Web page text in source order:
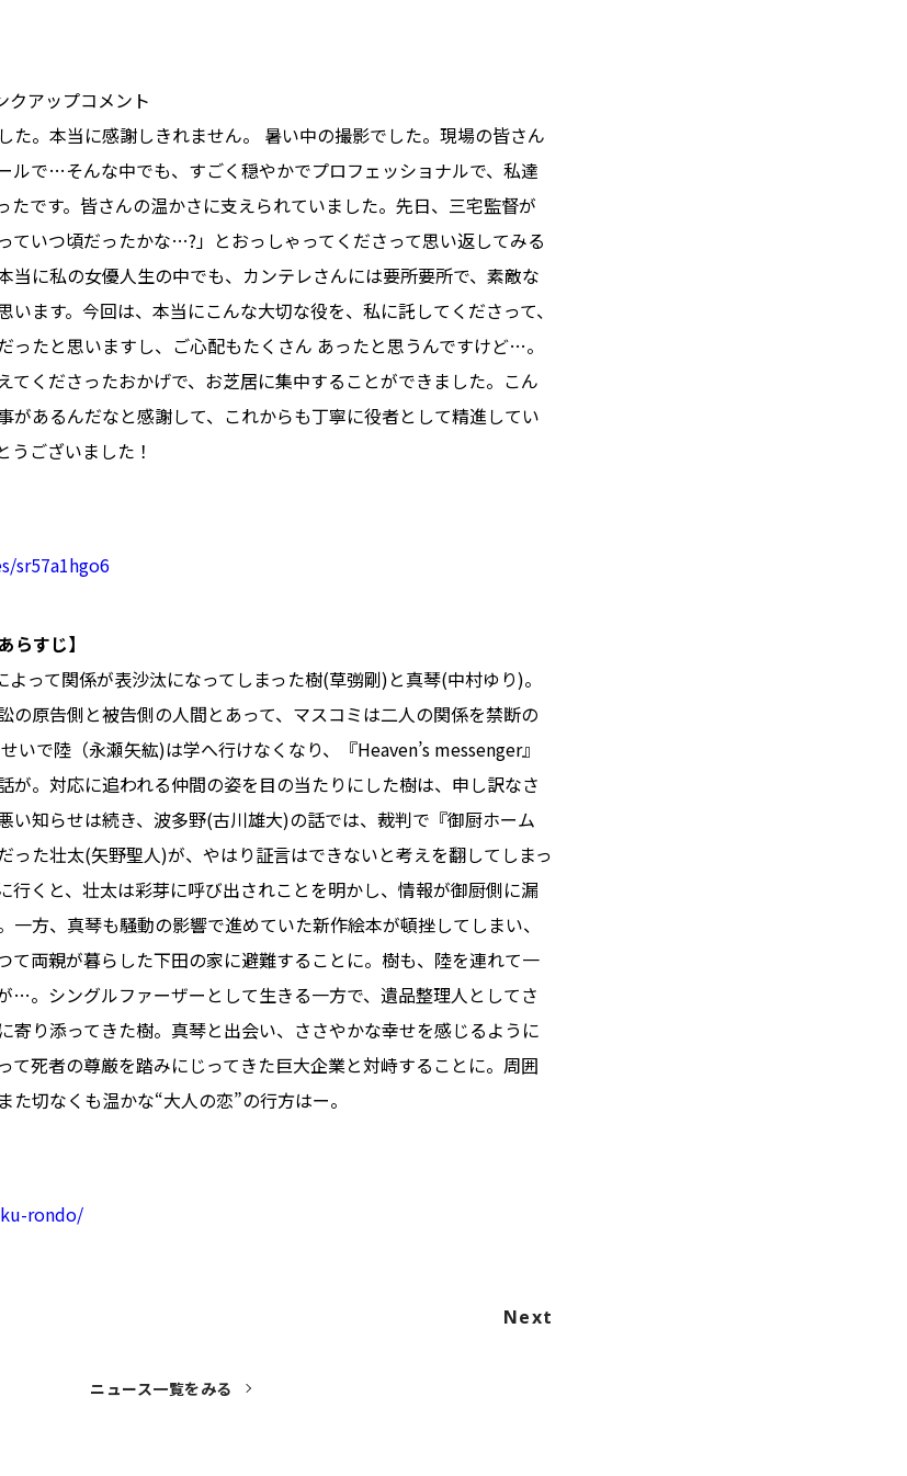
クアップコメント
た。本当に感謝しきれません。 暑い中の撮影でした。現場の皆さん
ルで…そんな中でも、すごく穏やかでプロフェッショナルで、私達
たです。皆さんの温かさに支えられていました。先日、三宅監督が
ていつ頃だったかな…?」とおっしゃってくださって思い返してみる
当に私の女優人生の中でも、カンテレさんには要所要所で、素敵な
ます。今回は、本当にこんな大切な役を、私に託してくださって、
ったと思いますし、ご心配もたくさん あったと思うんですけど…。
てくださったおかげで、お芝居に集中することができました。こん
があるんだなと感謝して、これからも丁寧に役者として精進してい
うございました！
sr57a1hgo6
らすじ】
って関係が表沙汰になってしまった樹(草彅剛)と真琴(中村ゆり)。
の原告側と被告側の人間とあって、マスコミは二人の関係を禁断の
いで陸（永瀬矢紘)は学へ行けなくなり、『Heaven’s messenger』
が。対応に追われる仲間の姿を目の当たりにした樹は、申し訳なさ
い知らせは続き、波多野(古川雄大)の話では、裁判で『御厨ホーム
った壮太(矢野聖人)が、やはり証言はできないと考えを翻してしまっ
行くと、壮太は彩芽に呼び出されことを明かし、情報が御厨側に漏
一方、真琴も騒動の影響で進めていた新作絵本が頓挫してしまい、
て両親が暮らした下田の家に避難することに。樹も、陸を連れて一
…。シングルファーザーとして生きる一方で、遺品整理人としてさ
寄り添ってきた樹。真琴と出会い、ささやかな幸せを感じるように
て死者の尊厳を踏みにじってきた巨大企業と対峙することに。周囲
切なくも温かな“大人の恋”の行方はー。
rondo/
Next
ニュース一覧をみる